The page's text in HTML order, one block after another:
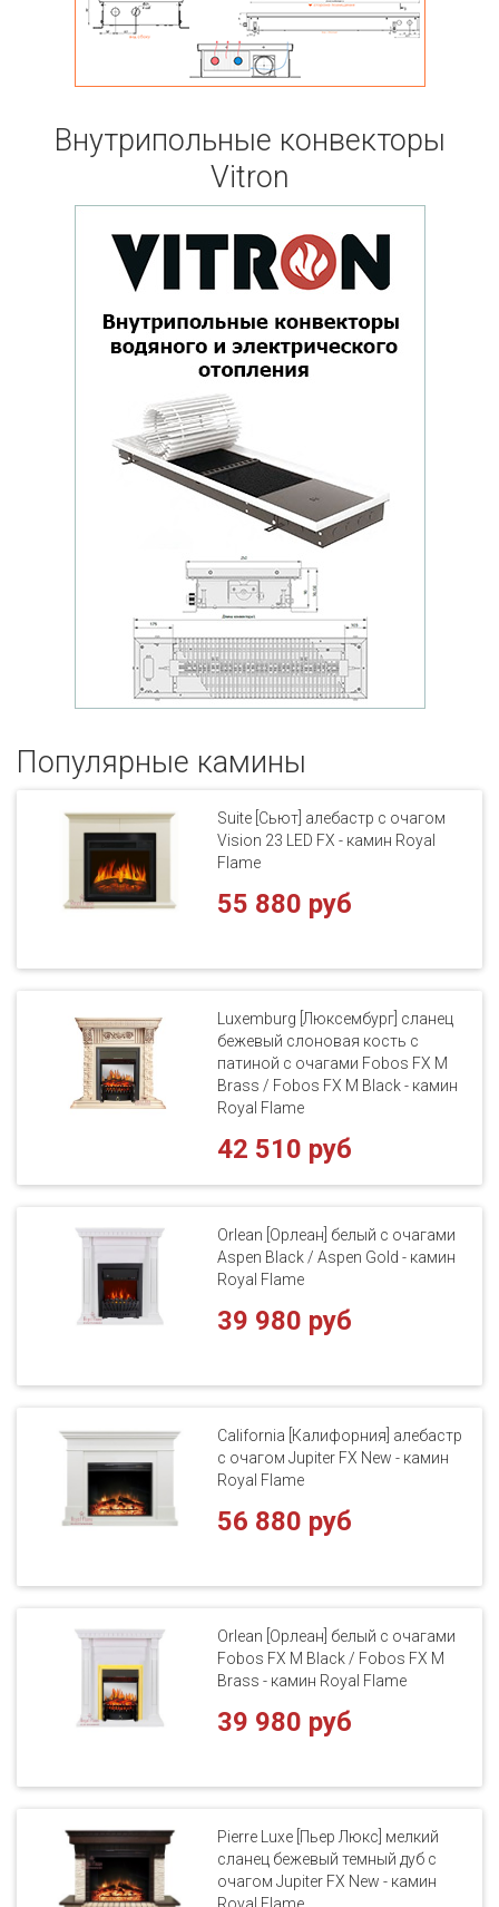
Внутрипольные конвекторы
Vitron
Популярные кaмины
Suite [Сьют] алебастр с очагом
Vision 23 LED FX - камин Royal
Flame
55 880 руб
Luxemburg [Люксембург] сланец
бежевый слоновая кость с
патиной с очагами Fobos FX M
Brass / Fobos FX M Black - камин
Royal Flame
42 510 руб
Orlean [Орлеан] белый с очагами
Aspen Black / Aspen Gold - камин
Royal Flame
39 980 руб
California [Калифорния] алебастр
с очагом Jupiter FX New - камин
Royal Flame
56 880 руб
Orlean [Орлеан] белый с очагами
Fobos FX M Black / Fobos FX M
Brass - камин Royal Flame
39 980 руб
Pierre Luxe [Пьер Люкс] мелкий
сланец бежевый темный дуб с
очагом Jupiter FX New - камин